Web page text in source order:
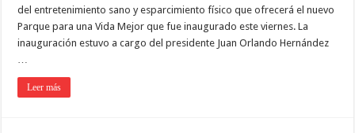
del entretenimiento sano y esparcimiento físico que ofrecerá el nuevo
Parque para una Vida Mejor que fue inaugurado este viernes. La
inauguración estuvo a cargo del presidente Juan Orlando Hernández
Leer más